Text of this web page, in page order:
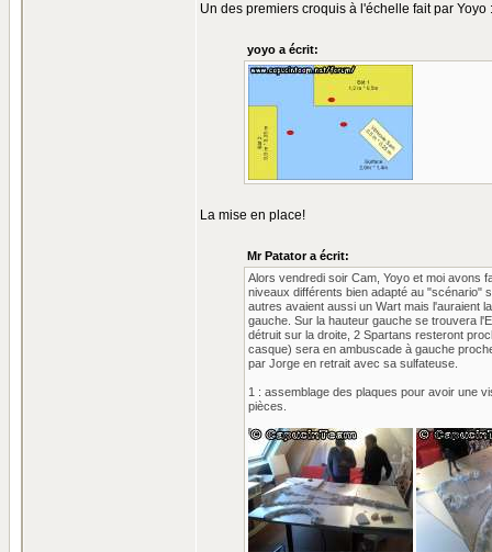
Un des premiers croquis à l'échelle fait par Yoyo :
yoyo a écrit:
La mise en place!
Mr Patator a écrit:
Alors vendredi soir Cam, Yoyo et moi avons
niveaux différents bien adapté au "scénario"
autres avaient aussi un Wart mais l'auraient
gauche. Sur la hauteur gauche se trouvera
détruit sur la droite, 2 Spartans resteront
casque) sera en ambuscade à gauche
par Jorge en retrait avec sa sulfateuse.
1 : assemblage des plaques pour avoir une
pièces.